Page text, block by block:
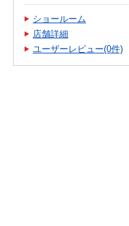
ショールーム
店舗詳細
ユーザーレビュー(0件)